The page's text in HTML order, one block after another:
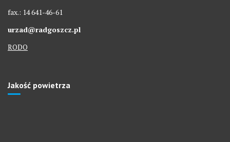
fax.: 14 641-46-61
urzad@radgoszcz.pl
RODO
Jakość powietrza